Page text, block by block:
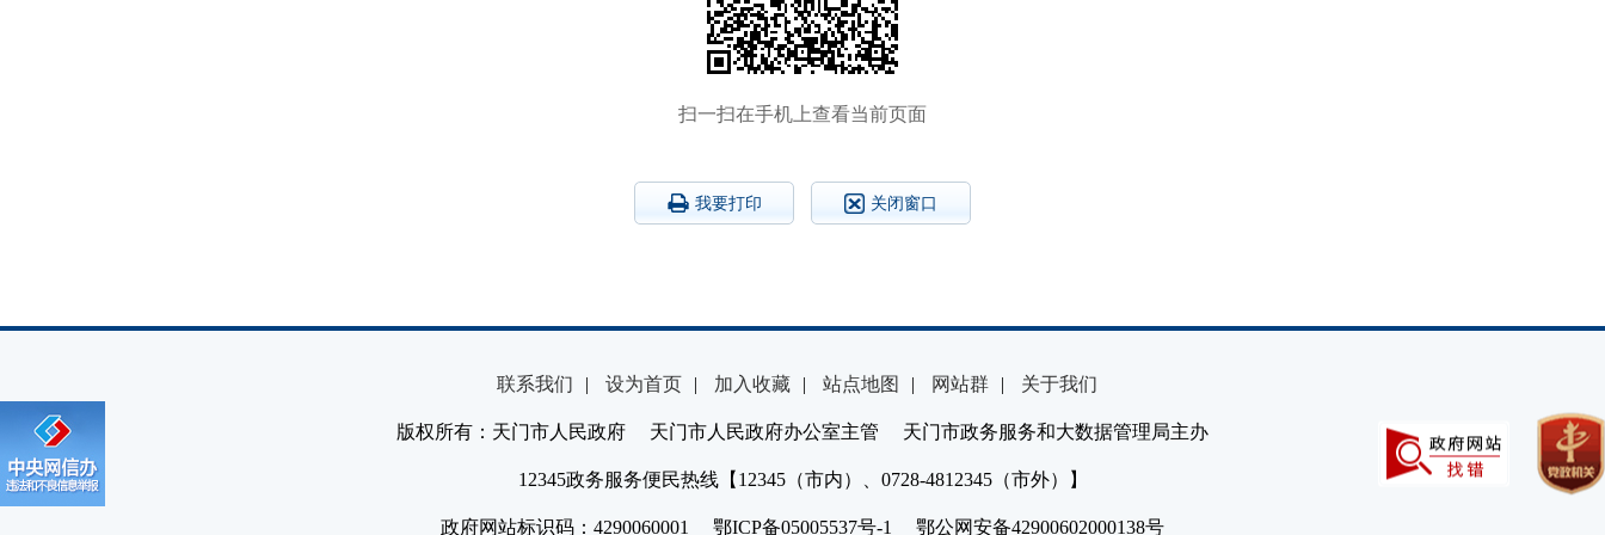
扫一扫在手机上查看当前页面
我要打印 关闭窗口
联系我们 | 设为首页 | 加入收藏 | 站点地图 | 网站群 | 关于我们
版权所有：天门市人民政府 天门市人民政府办公室主管 天门市政务服务和大数据管理局主办
12345政务服务便民热线【12345（市内）、0728-4812345（市外）】
政府网站标识码：4290060001 鄂ICP备05005537号-1 鄂公网安备42900602000138号